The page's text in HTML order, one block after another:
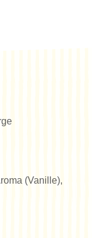
(Vanille),